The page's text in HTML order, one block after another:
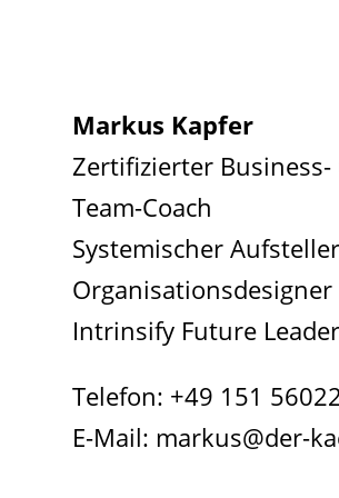
Markus Kapfer
Zertifizierter Business-
Team-Coach
Systemischer Aufsteller
Organisationsdesigner
Intrinsify Future
Telefon: +49 151
E-Mail: markus@der-